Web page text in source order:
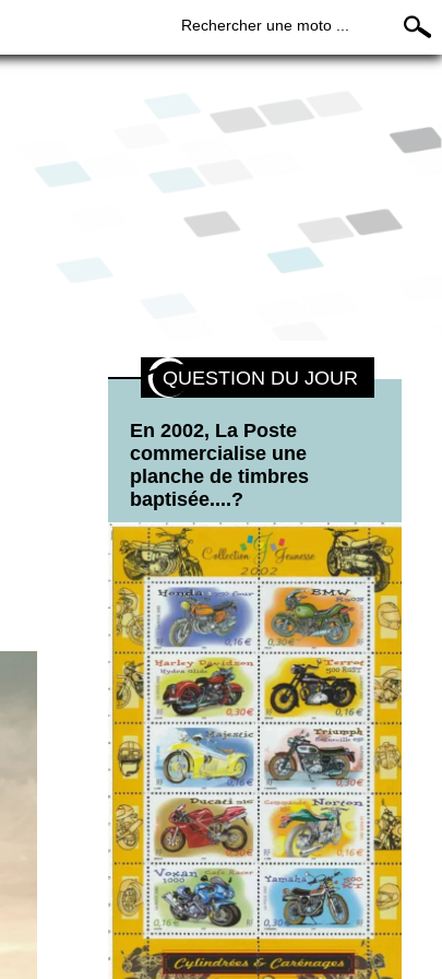
Rechercher une moto ...
QUESTION DU JOUR
En 2002, La Poste
commercialise une
planche de timbres
baptisée....?